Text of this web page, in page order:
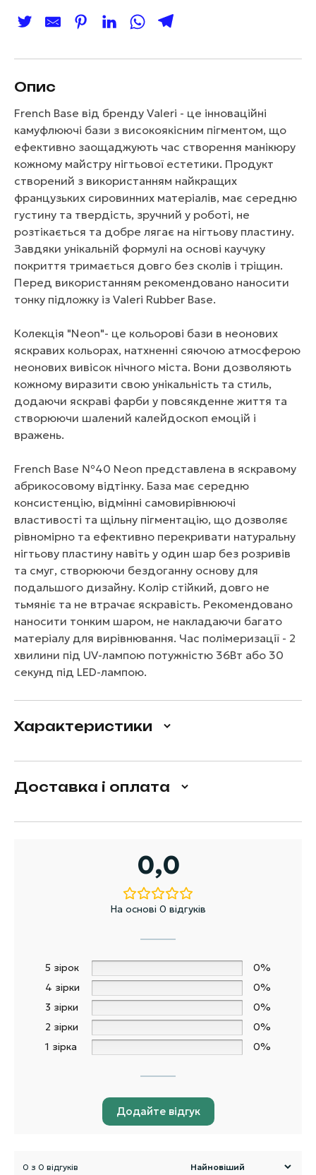
Опис
French Base від бренду Valeri - це інноваційні
камуфлюючі бази з високоякісним пігментом, що
ефективно заощаджують час створення манікюру
кожному майстру нігтьової естетики. Продукт
створений з використанням найкращих
французьких сировинних матеріалів, має середню
густину та твердість, зручний у роботі, не
розтікається та добре лягає на нігтьову пластину.
Завдяки унікальній формулі на основі каучуку
покриття тримається довго без сколів і тріщин.
Перед використанням рекомендовано наносити
тонку підложку із Valeri Rubber Base.
Колекція "Neon"- це кольорові бази в неонових
яскравих кольорах, натхненні сяючою атмосферою
неонових вивісок нічного міста. Вони дозволяють
кожному виразити свою унікальність та стиль,
додаючи яскраві фарби у повсякденне життя та
створюючи шалений калейдоскоп емоцій і
вражень.
French Base №40 Neon представлена в яскравому
абрикосовому відтінку. База має середню
консистенцію, відмінні самовирівнюючі
властивості та щільну пігментацію, що дозволяє
рівномірно та ефективно перекривати натуральну
нігтьову пластину навіть у один шар без розривів
та смуг, створюючи бездоганну основу для
подальшого дизайну. Колір стійкий, довго не
тьмяніє та не втрачає яскравість. Рекомендовано
наносити тонким шаром, не накладаючи багато
матеріалу для вирівнювання. Час полімеризації - 2
хвилини під UV-лампою потужністю 36Вт або 30
секунд під LED-лампою.
Характеристики
Доставка і оплата
0,0
На основі 0 відгуків
5 зірок
0%
4 зірки
0%
3 зірки
0%
2 зірки
0%
1 зірка
0%
Додайте відгук
0 з 0 відгуків